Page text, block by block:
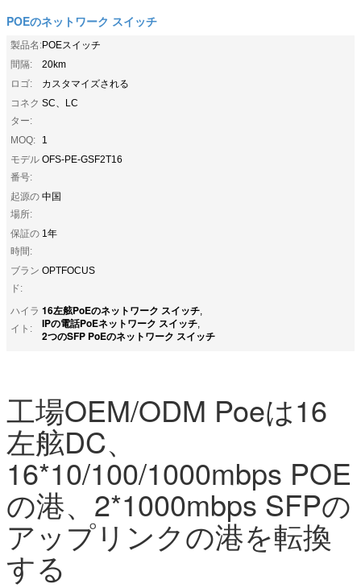
POEのネットワーク スイッチ
製品名:POEスイッチ
間隔:
20km
ロゴ:
カスタマイズされる
コネク
ター:
SC、LC
MOQ:
1
モデル
番号:
OFS-PE-GSF2T16
起源の
場所:
中国
保証の
時間:
1年
ブラン
ド:
OPTFOCUS
ハイラ
イト:
16左舷PoEのネットワーク スイッチ,
IPの電話PoEネットワーク スイッチ,
2つのSFP PoEのネットワーク スイッチ
工場OEM/ODM Poeは16
左舷DC、
16*10/100/1000mbps POE
の港、2*1000mbps SFPの
アップリンクの港を転換
する